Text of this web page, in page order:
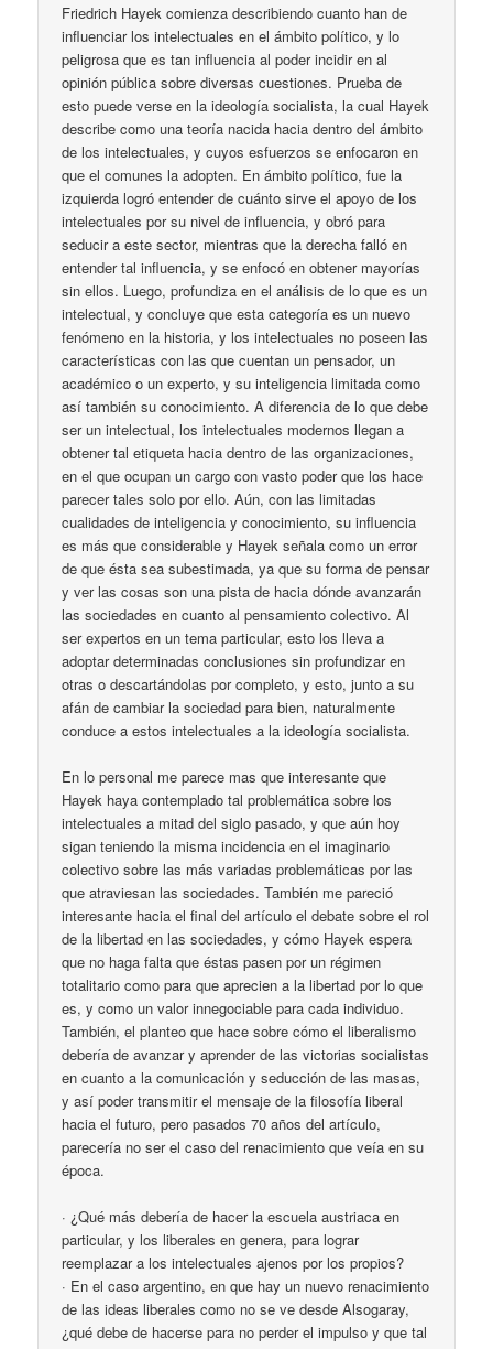
Friedrich Hayek comienza describiendo cuanto han de
influenciar los intelectuales en el ámbito político, y lo
peligrosa que es tan influencia al poder incidir en al
opinión pública sobre diversas cuestiones. Prueba de
esto puede verse en la ideología socialista, la cual Hayek
describe como una teoría nacida hacia dentro del ámbito
de los intelectuales, y cuyos esfuerzos se enfocaron en
que el comunes la adopten. En ámbito político, fue la
izquierda logró entender de cuánto sirve el apoyo de los
intelectuales por su nivel de influencia, y obró para
seducir a este sector, mientras que la derecha falló en
entender tal influencia, y se enfocó en obtener mayorías
sin ellos. Luego, profundiza en el análisis de lo que es un
intelectual, y concluye que esta categoría es un nuevo
fenómeno en la historia, y los intelectuales no poseen las
características con las que cuentan un pensador, un
académico o un experto, y su inteligencia limitada como
así también su conocimiento. A diferencia de lo que debe
ser un intelectual, los intelectuales modernos llegan a
obtener tal etiqueta hacia dentro de las organizaciones,
en el que ocupan un cargo con vasto poder que los hace
parecer tales solo por ello. Aún, con las limitadas
cualidades de inteligencia y conocimiento, su influencia
es más que considerable y Hayek señala como un error
de que ésta sea subestimada, ya que su forma de pensar
y ver las cosas son una pista de hacia dónde avanzarán
las sociedades en cuanto al pensamiento colectivo. Al
ser expertos en un tema particular, esto los lleva a
adoptar determinadas conclusiones sin profundizar en
otras o descartándolas por completo, y esto, junto a su
afán de cambiar la sociedad para bien, naturalmente
conduce a estos intelectuales a la ideología socialista.
En lo personal me parece mas que interesante que
Hayek haya contemplado tal problemática sobre los
intelectuales a mitad del siglo pasado, y que aún hoy
sigan teniendo la misma incidencia en el imaginario
colectivo sobre las más variadas problemáticas por las
que atraviesan las sociedades. También me pareció
interesante hacia el final del artículo el debate sobre el rol
de la libertad en las sociedades, y cómo Hayek espera
que no haga falta que éstas pasen por un régimen
totalitario como para que aprecien a la libertad por lo que
es, y como un valor innegociable para cada individuo.
También, el planteo que hace sobre cómo el liberalismo
debería de avanzar y aprender de las victorias socialistas
en cuanto a la comunicación y seducción de las masas,
y así poder transmitir el mensaje de la filosofía liberal
hacia el futuro, pero pasados 70 años del artículo,
parecería no ser el caso del renacimiento que veía en su
época.
· ¿Qué más debería de hacer la escuela austriaca en
particular, y los liberales en genera, para lograr
reemplazar a los intelectuales ajenos por los propios?
· En el caso argentino, en que hay un nuevo renacimiento
de las ideas liberales como no se ve desde Alsogaray,
¿qué debe de hacerse para no perder el impulso y que tal